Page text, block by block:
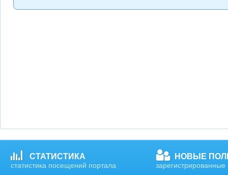
СТАТИСТИКА
статистика посещений портала
НОВЫЕ
зарегистрированные